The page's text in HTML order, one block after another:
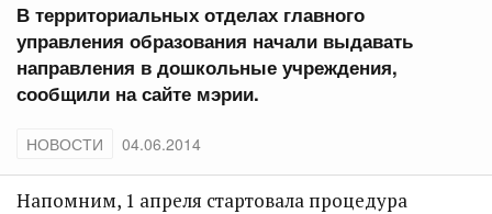
В территориальных отделах главного
управления образования начали выдавать
направления в дошкольные учреждения,
сообщили на сайте мэрии.
НОВОСТИ 04.06.2014
Напомним, 1 апреля стартовала процедура